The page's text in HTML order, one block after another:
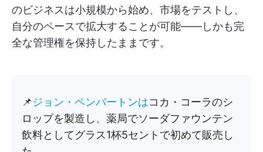
のビジネスは小規模から始め、市場をテストし、
自分のペースで拡大することが可能——しかも完
全な管理権を保持したままです。
📌ジョン・ペンバートンはコカ・コーラのシ
ロップを製造し、薬局でソーダファウンテン
飲料としてグラス1杯5セントで初めて販売し